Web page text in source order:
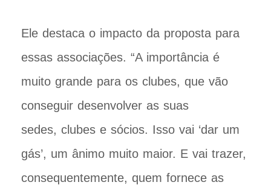
Ele destaca o impacto da proposta para
essas associações. “A importância é
muito grande para os clubes, que vão
conseguir desenvolver as suas
sedes, clubes e sócios. Isso vai ‘dar um
gás’, um ânimo muito maior. E vai trazer,
consequentemente, quem fornece as